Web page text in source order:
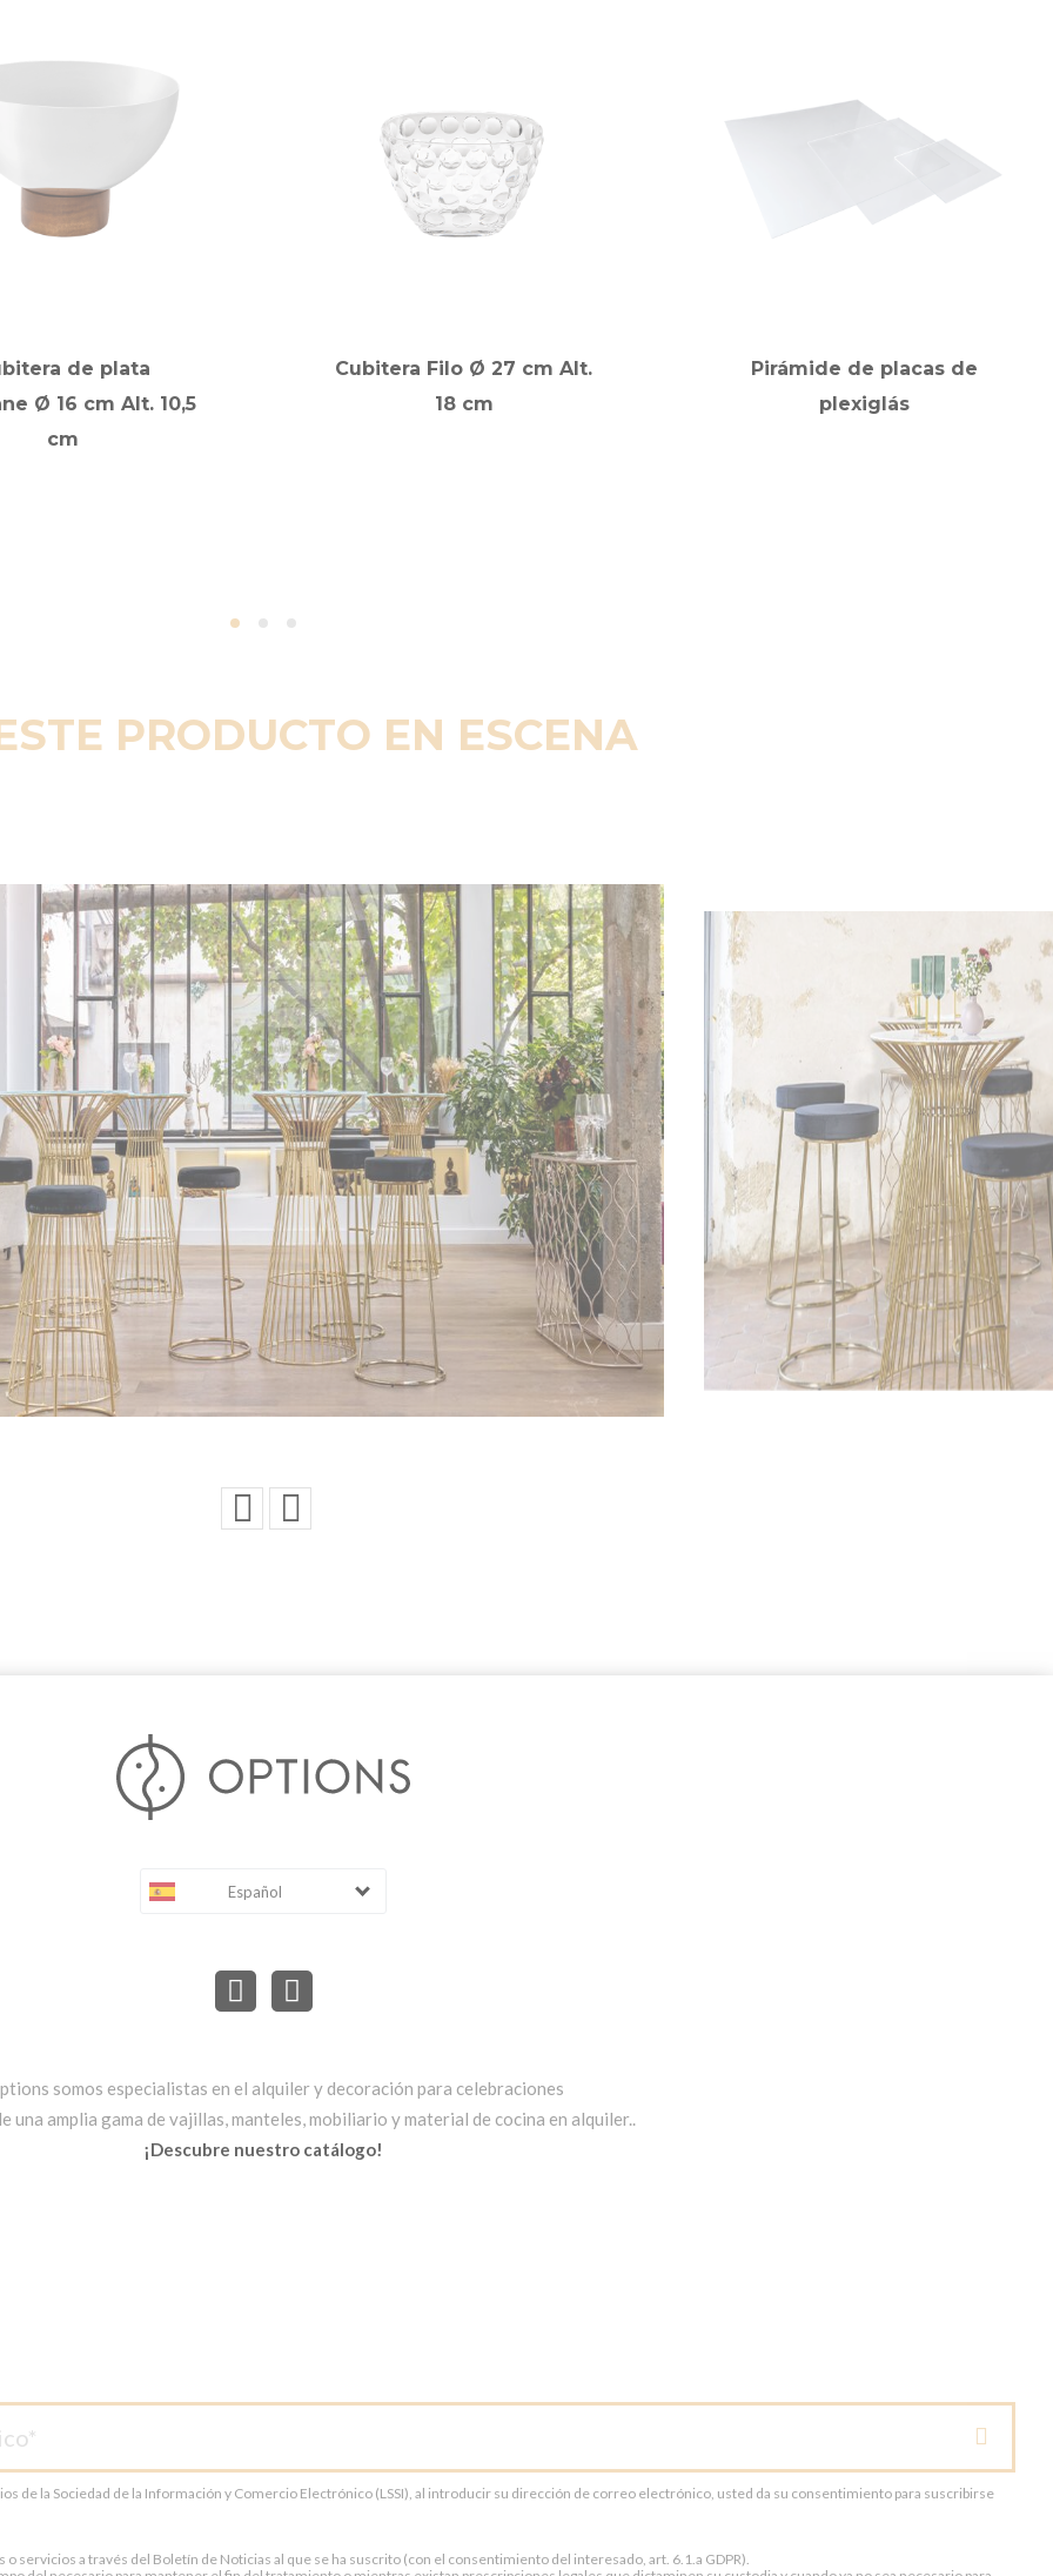
de plata
Ø 16 cm Alt. 10,5
cm
Cubitera Filo Ø 27 cm Alt.
18 cm
Pirámide de placas de
plexiglás
PRODUCTO EN ESCENA
Español
somos especialistas en el alquiler y decoración para celebraciones
una amplia gama de vajillas, manteles, mobiliario y material de cocina en alquiler..
¡Descubre nuestro catálogo!
de la Sociedad de la Información y Comercio Electrónico (LSSI), al introducir su dirección de correo electrónico, usted da su consentimiento para suscribirse
servicios a través del Boletín de Noticias al que se ha suscrito (con el consentimiento del interesado, art. 6.1.a GDPR).